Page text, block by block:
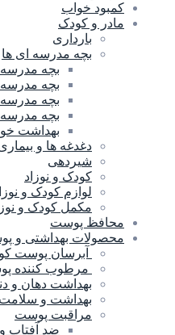
کمبود خواب
مادر و کودک
بارداری
بچه مدرسه ای ها
بچه مدرسه
بچه مدرسه
بچه مدرسه
بچه مدرسه
بهداشت
دغدغه ها و
شیردهی
کودک و نوزاد
لوازم کودک و
مکمل کودک و
محافظ پوست
محصولات بهداشتی و
آبرسان پوست
مرطوب کننده
بهداشت دهان و
بهداشت و سلامت
مراقبت پوست
ضد آفتاب